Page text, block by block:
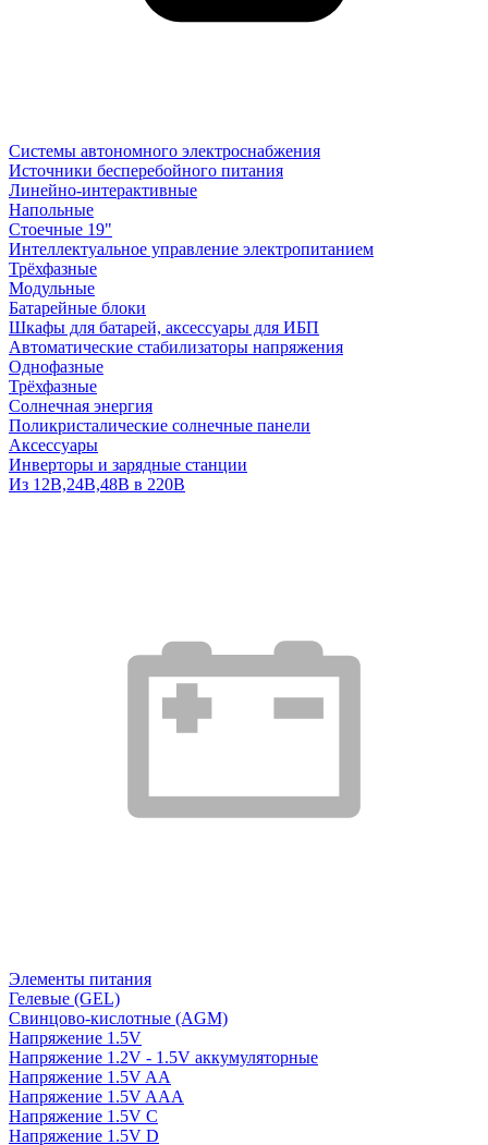
Системы автономного электроснабжения
Источники бесперебойного питания
Линейно-интерактивные
Напольные
Стоечные 19"
Интеллектуальное управление электропитанием
Трёхфазные
Модульные
Батарейные блоки
Шкафы для батарей, аксессуары для ИБП
Автоматические стабилизаторы напряжения
Однофазные
Трёхфазные
Солнечная энергия
Поликристалические солнечные панели
Аксессуары
Инверторы и зарядные станции
Из 12В,24В,48В в 220В
Элементы питания
Гелевые (GEL)
Свинцово-кислотные (AGM)
Напряжение 1.5V
Напряжение 1.2V - 1.5V аккумуляторные
Напряжение 1.5V AA
Напряжение 1.5V AAA
Напряжение 1.5V C
Напряжение 1.5V D